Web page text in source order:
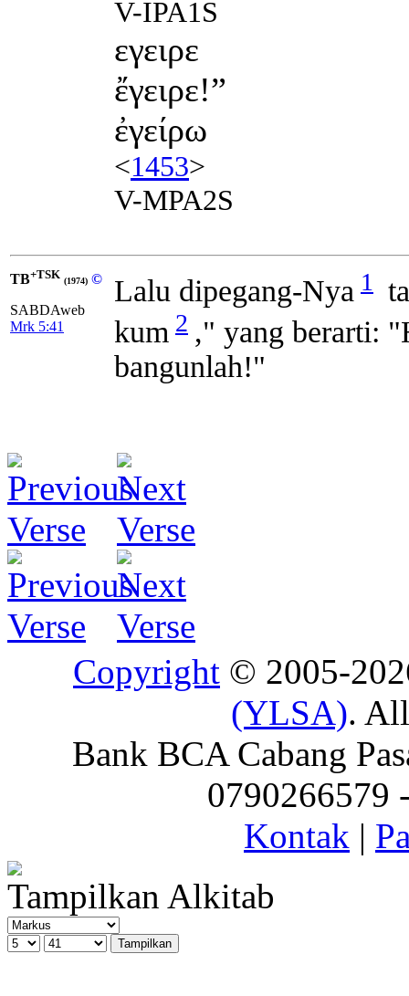
V-IPA1S
εγειρε
ἔγειρε!”
ἐγείρω
<1453>
V-MPA2S
TB+TSK (1974) ©
SABDAweb
Mrk 5:41
Lalu dipegang-Nya 1
kum 2 ," yang berarti:
bangunlah!"
Copyright © 2005-
(YLSA).
Bank BCA Cabang
0790266579
Kontak |
Tampilkan Alkitab